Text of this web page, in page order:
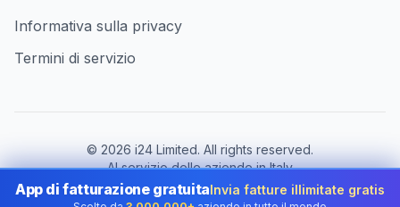
Informativa sulla privacy
Termini di servizio
© 2026 i24 Limited. All rights reserved.
Al servizio delle aziende in Italy
Cambia paese:
Italy
App di fatturazione gratuitaInvia fatture illimitate gratis